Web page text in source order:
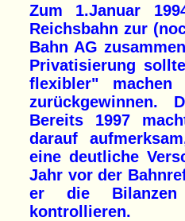
Zum 1.Januar
Reichsbahn zur
Bahn AG
Privatisierung
flexibler" machen
zurückgewinnen.
Bereits 1997
darauf
eine deutliche
Jahr vor der
er die
kontrollieren.